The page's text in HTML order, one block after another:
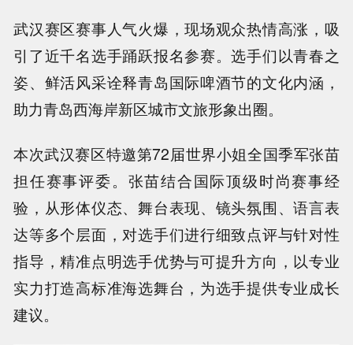
武汉赛区赛事人气火爆，现场观众热情高涨，吸
引了近千名选手踊跃报名参赛。选手们以青春之
姿、鲜活风采诠释青岛国际啤酒节的文化内涵，
助力青岛西海岸新区城市文旅形象出圈。
本次武汉赛区特邀第72届世界小姐全国季军张苗
担任赛事评委。张苗结合国际顶级时尚赛事经
验，从形体仪态、舞台表现、镜头氛围、语言表
达等多个层面，对选手们进行细致点评与针对性
指导，精准点明选手优势与可提升方向，以专业
实力打造高标准海选舞台，为选手提供专业成长
建议。